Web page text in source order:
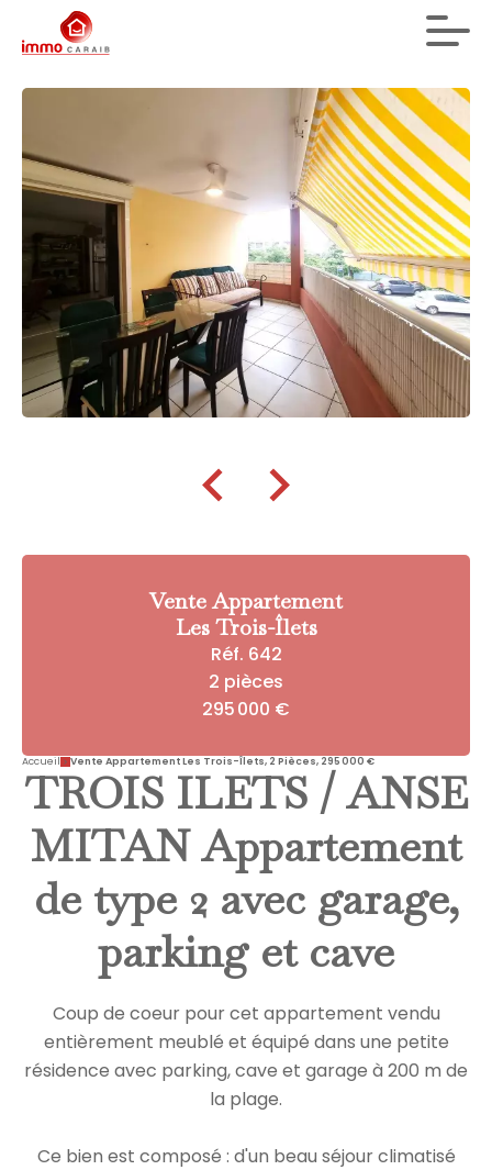
Vente Appartement
Les Trois-Îlets
Réf. 642
2 pièces
295 000 €
Accueil Vente Appartement Les Trois-Îlets, 2 Pièces, 295 000 €
TROIS ILETS / ANSE
MITAN Appartement
de type 2 avec garage,
parking et cave
Coup de coeur pour cet appartement vendu
entièrement meublé et équipé dans une petite
résidence avec parking, cave et garage à 200 m de
la plage.
Ce bien est composé : d'un beau séjour climatisé